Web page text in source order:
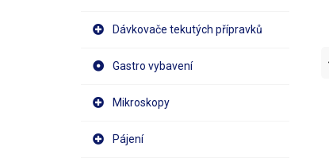
Dávkovače tekutých přípravků
Gastro vybavení
Mikroskopy
Pájení